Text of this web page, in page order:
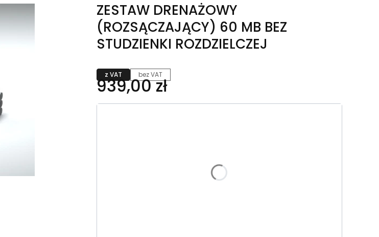
ZESTAW DRENAŻOWY
(ROZSĄCZAJĄCY) 60 MB BEZ
STUDZIENKI ROZDZIELCZEJ
z VAT bez VAT
939,00 zł
Wybieram(+255,00 zł)